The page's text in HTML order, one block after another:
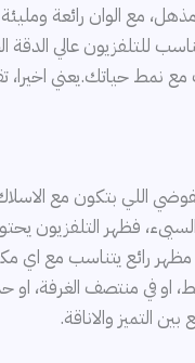
مع الوان رائعة ومليئة
للتلفزيون عالي
نمط حياتك.يعني اخيرا،
اللي بتكون مع
السيىء، فظهر التلفزيون
رائع يتناسب مع اي
او في منتصف الغرفة،
التميز والاناقة.